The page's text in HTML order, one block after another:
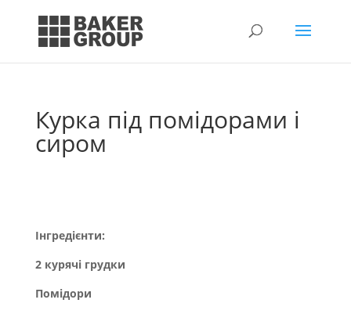
Курка під помідорами і
сиром
Інгредієнти:
2 курячі грудки
Помідори